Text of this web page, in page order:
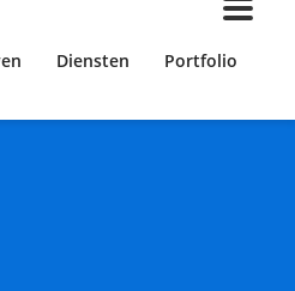
Diensten
Portfolio